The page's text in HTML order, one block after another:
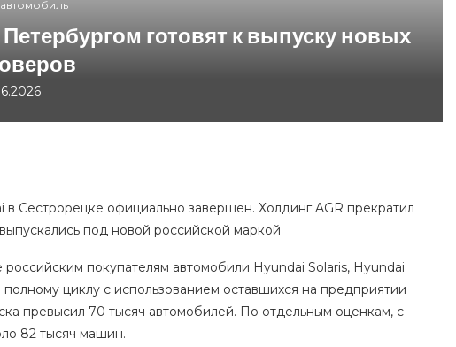
готовят к выпуску новых
Сестрорецке официально завершен. Холдинг AGR прекратил
под новой российской маркой
покупателям автомобили Hyundai Solaris, Hyundai
циклу с использованием оставшихся на предприятии
превысил 70 тысяч автомобилей. По отдельным оценкам, с
82 тысяч машин.